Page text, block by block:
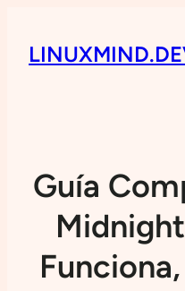
Guía